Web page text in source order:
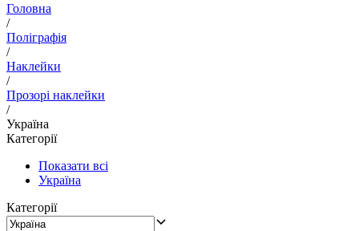
Головна
/
Поліграфія
/
Наклейки
/
Прозорі наклейки
/
Україна
Категорії
Показати всі
Україна
Категорії